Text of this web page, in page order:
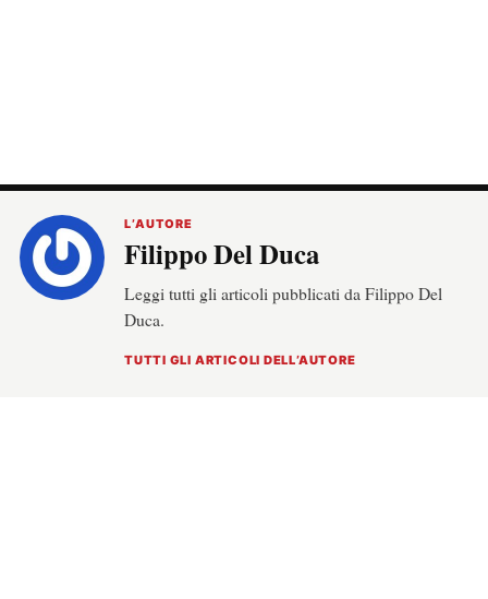
L’AUTORE
Filippo Del Duca
Leggi tutti gli articoli pubblicati da Filippo Del
Duca.
TUTTI GLI ARTICOLI DELL’AUTORE